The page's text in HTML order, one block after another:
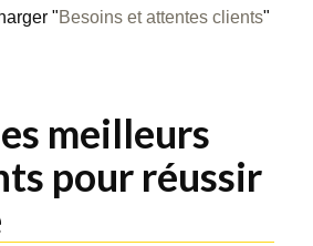
"Besoins et attentes clients"
meilleurs
pour réussir